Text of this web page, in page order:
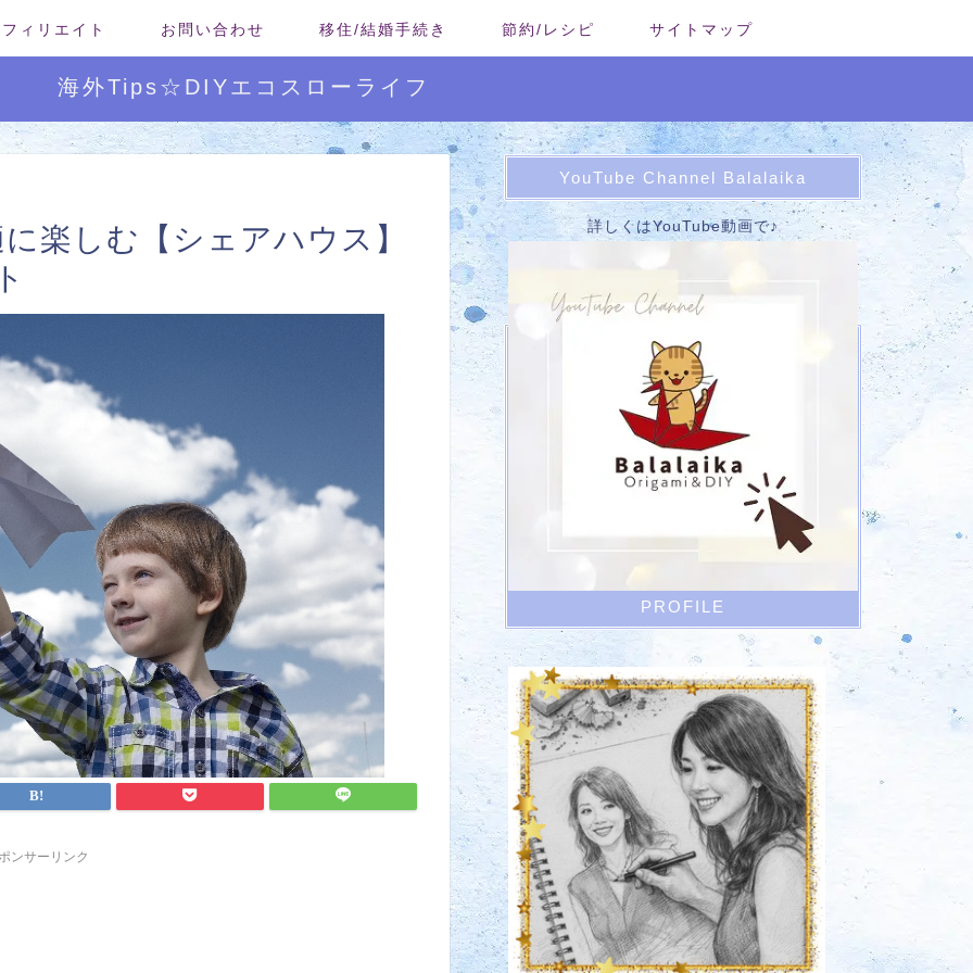
ィリエイト お問い合わせ 移住/結婚手続き 節約/レシピ サイトマップ
海外Tips☆DIYエコスローライフ
楽しむ【シェアハウス】
ンサーリンク
YouTube Channel Balalaika
詳しくはYouTube動画で♪
PROFILE